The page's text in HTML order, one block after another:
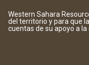
Western Sahara
del territorio y para que
cuentas de su apoyo a la